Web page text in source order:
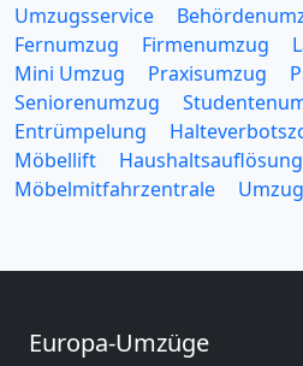
Umzugsservice
Fernumzug
Firmenumzug
Mini Umzug
Praxisumzug
Seniorenumzug
Entrümpelung
Möbellift
Haushaltsauflösung
Möbelmitfahrzentrale
Europa-Umzüge